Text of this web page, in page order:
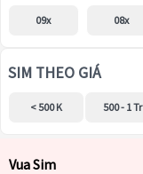
09x 08x
SIM THEO GIÁ
< 500 K 500 - 1 Tr
Vua Sim